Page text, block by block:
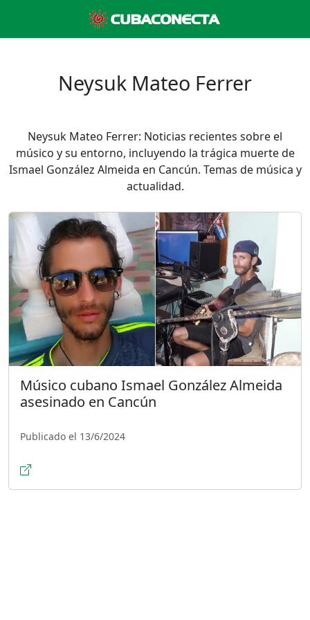
Neysuk Mateo Ferrer
Neysuk Mateo Ferrer: Noticias recientes sobre el
músico y su entorno, incluyendo la trágica muerte de
Ismael González Almeida en Cancún. Temas de música y
actualidad.
Músico cubano Ismael González Almeida
asesinado en Cancún
Publicado el 13/6/2024